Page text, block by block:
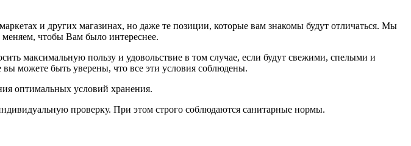
и других магазинах, но даже те позиции, которые вам знакомы будут отличаться. Мы
чтобы Вам было интереснее.
максимальную пользу и удовольствие в том случае, если будут свежими, cпелыми и
можете быть уверены, что все эти условия соблюдены.
оптимальных условий хранения.
проверку. При этом строго соблюдаются санитарные нормы.